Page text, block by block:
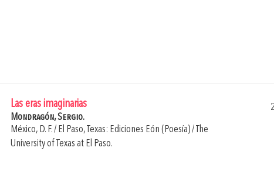
Las eras imaginarias
Mondragón, Sergio.
México, D. F. / El Paso, Texas: Ediciones Eón (Poesía) / The
University of Texas at El Paso.